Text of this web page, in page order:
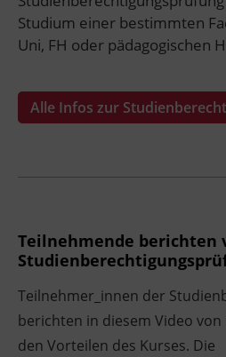
Studium einer bestimmten
Uni, FH oder pädagogischen
Alle Infos zur
Teilnehmende berichten
Teilnehmer_innen der
berichten in diesem Video
den Vorteilen des Kurses. Die